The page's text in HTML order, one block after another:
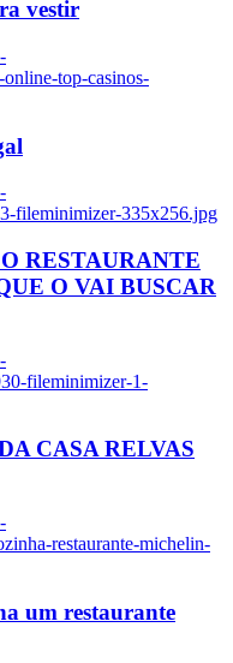
vestir
online-top-casinos-
fileminimizer-335x256.jpg
RESTAURANTE
O VAI BUSCAR
fileminimizer-1-
CASA RELVAS
restaurante-michelin-
um restaurante